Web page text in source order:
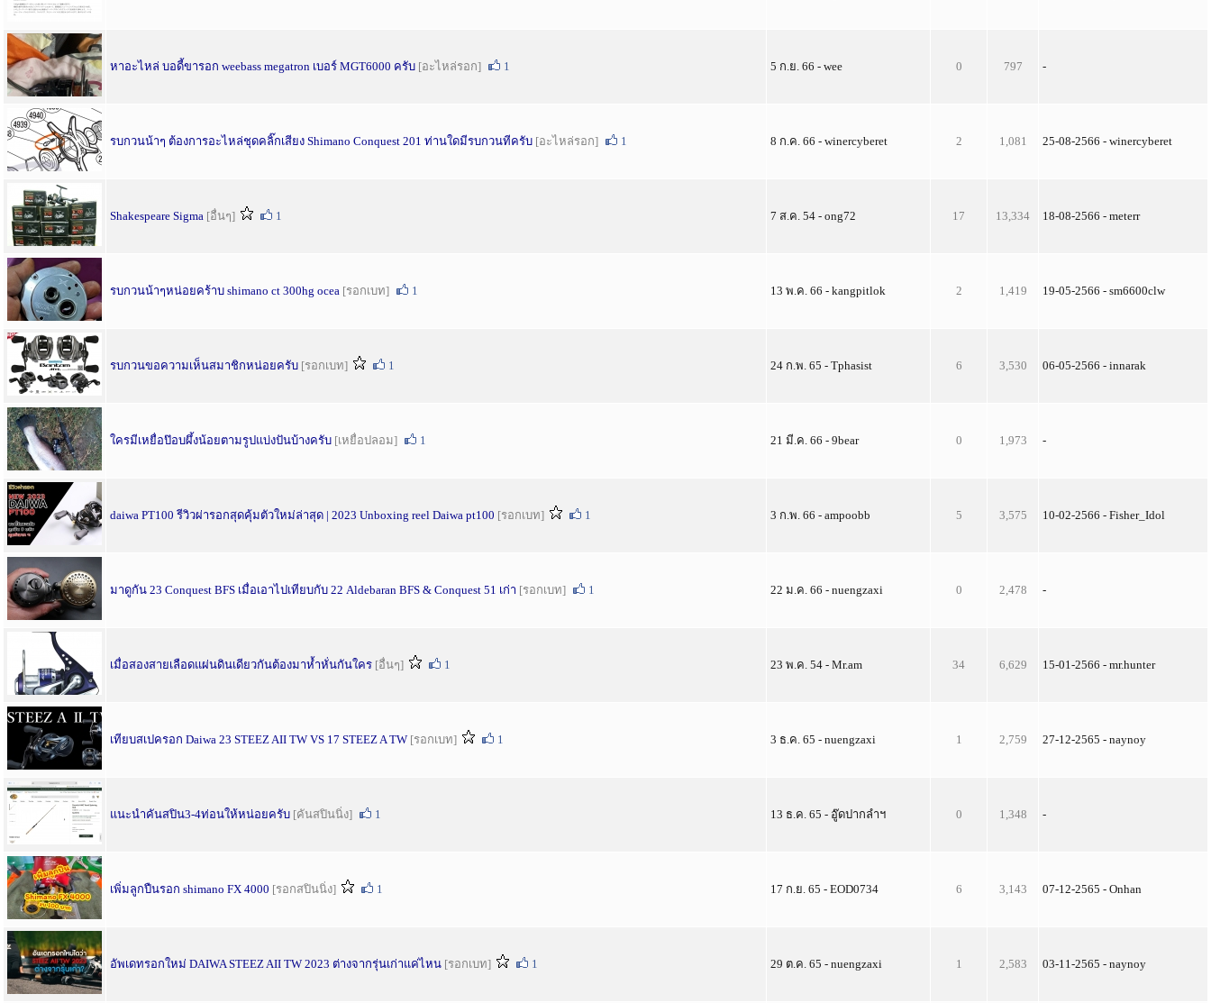
หาอะไหล่ บอดี้ขารอก weebass megatron เบอร์ MGT6000 ครับ [อะไหล่รอก] 1 5 ก.ย. 66 - wee 0 797 -
รบกวนน้าๆ ต้องการอะไหล่ชุดคลิ๊กเสียง Shimano Conquest 201 ท่านใดมีรบกวนทีครับ [อะไหล่รอก] 1 8 ก.ค. 66 - winercyberet 2 1,081 25-08-2566 - winercyberet
Shakespeare Sigma [อื่นๆ] 1 7 ส.ค. 54 - ong72 17 13,334 18-08-2566 - meterr
รบกวนน้าๆหน่อยคร้าบ shimano ct 300hg ocea [รอกเบท] 1 13 พ.ค. 66 - kangpitlok 2 1,419 19-05-2566 - sm6600clw
รบกวนขอความเห็นสมาชิกหน่อยครับ [รอกเบท] 1 24 ก.พ. 65 - Tphasist 6 3,530 06-05-2566 - innarak
ใครมีเหยื่อป๊อบผึ้งน้อยตามรูปแบ่งปันบ้างครับ [เหยื่อปลอม] 1 21 มี.ค. 66 - 9bear 0 1,973 -
daiwa PT100 รีวิวผ่ารอกสุดคุ้มตัวใหม่ล่าสุด | 2023 Unboxing reel Daiwa pt100 [รอกเบท] 1 3 ก.พ. 66 - ampoobb 5 3,575 10-02-2566 - Fisher_Idol
มาดูกัน 23 Conquest BFS เมื่อเอาไปเทียบกับ 22 Aldebaran BFS & Conquest 51 เก่า [รอกเบท] 1 22 ม.ค. 66 - nuengzaxi 0 2,478 -
เมื่อสองสายเลือดแผ่นดินเดียวกันต้องมาห้ำหั่นกันใคร [อื่นๆ] 1 23 พ.ค. 54 - Mr.am 34 6,629 15-01-2566 - mr.hunter
เทียบสเปครอก Daiwa 23 STEEZ AII TW VS 17 STEEZ A TW [รอกเบท] 1 3 ธ.ค. 65 - nuengzaxi 1 2,759 27-12-2565 - naynoy
แนะนำคันสปิน3-4ท่อนให้หน่อยครับ [คันสปินนิ่ง] 1 13 ธ.ค. 65 - อู๊ดปากลำฯ 0 1,348 -
เพิ่มลูกปืนรอก shimano FX 4000 [รอกสปินนิ่ง] 1 17 ก.ย. 65 - EOD0734 6 3,143 07-12-2565 - Onhan
อัพเดทรอกใหม่ DAIWA STEEZ AII TW 2023 ต่างจากรุ่นเก่าแค่ไหน [รอกเบท] 1 29 ต.ค. 65 - nuengzaxi 1 2,583 03-11-2565 - naynoy